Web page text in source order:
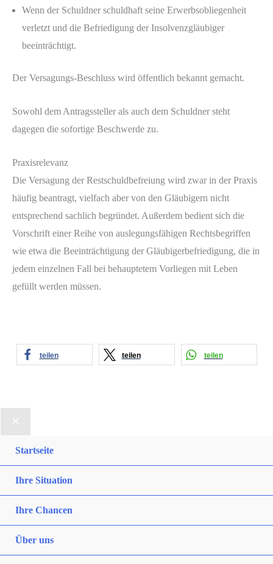
Wenn der Schuldner schuldhaft seine Erwerbsobliegenheit
verletzt und die Befriedigung der Insolvenzgläubiger
beeinträchtigt.
Der Versagungs-Beschluss wird öffentlich bekannt gemacht.
Sowohl dem Antragssteller als auch dem Schuldner steht
dagegen die sofortige Beschwerde zu.
Praxisrelevanz
Die Versagung der Restschuldbefreiung wird zwar in der Praxis
häufig beantragt, vielfach aber von den Gläubigern nicht
entsprechend sachlich begründet. Außerdem bedient sich die
Vorschrift einer Reihe von auslegungsfähigen Rechtsbegriffen
wie etwa die Beeinträchtigung der Gläubigerbefriedigung, die in
jedem einzelnen Fall bei behauptetem Vorliegen mit Leben
gefüllt werden müssen.
teilen teilen teilen
Startseite
Ihre Situation
Ihre Chancen
Über uns